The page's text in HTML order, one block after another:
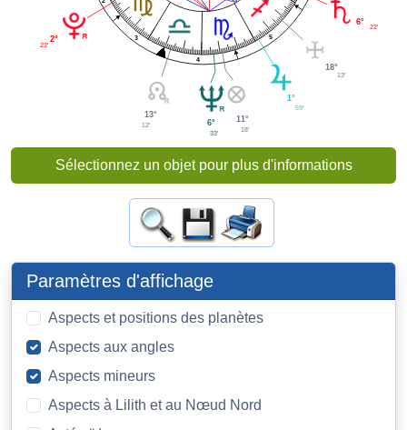
3
4
5
2°
23'
13°
12' 6°
33'
11°
18'
1°
59'
18°
13'
6° 22'
Sélectionnez un objet pour plus d'informations
Paramètres d'affichage
Aspects et positions des planètes
Aspects aux angles
Aspects mineurs
Aspects à Lilith et au Nœud Nord